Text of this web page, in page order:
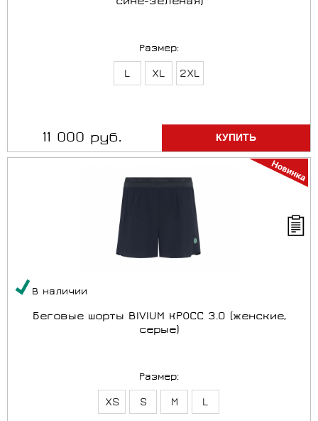
Размер:
L XL 2XL
11 000 руб.
В наличии
Беговые шорты BIVIUM КРОСС 3.0 (женские,
серые)
Размер:
XS S M L